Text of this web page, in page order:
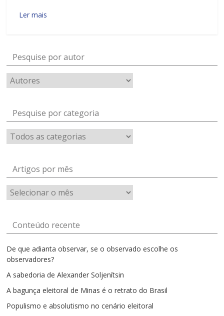
Ler mais
Pesquise por autor
Pesquise por categoria
Artigos por mês
Artigos
por
Conteúdo recente
De que adianta observar, se o observado escolhe os
observadores?
A sabedoria de Alexander Soljenítsin
A bagunça eleitoral de Minas é o retrato do Brasil
Populismo e absolutismo no cenário eleitoral